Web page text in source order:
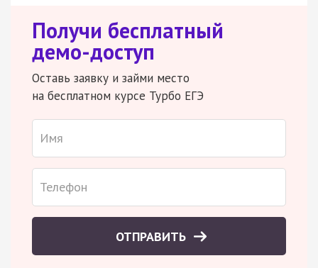
Получи бесплатный
демо-доступ
Оставь заявку и займи место
на бесплатном курсе Турбо ЕГЭ
ОТПРАВИТЬ